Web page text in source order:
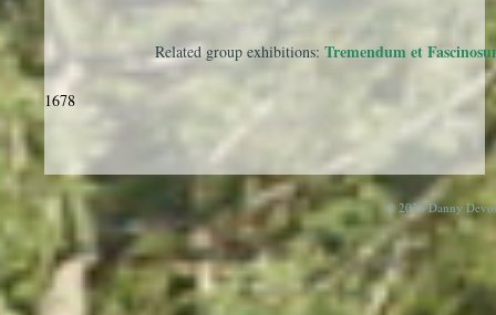
Related group exhibitions: Tremendum et
1678
© 2026 Danny